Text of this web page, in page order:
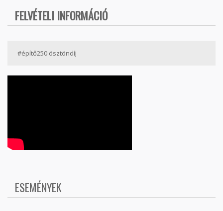
FELVÉTELI INFORMÁCIÓ
#építő250 ösztöndíj
ESEMÉNYEK